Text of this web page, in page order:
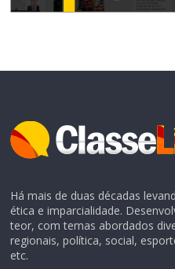
Há mais de duas décadas
ética e imparcialidade.
teor, com temas abordados
regionais, política, social,
etc.